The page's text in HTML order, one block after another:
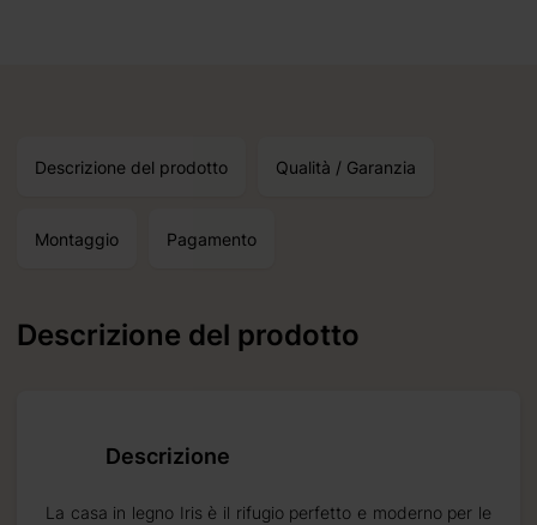
Descrizione del prodotto Qualità / Garanzia
Montaggio Pagamento
Descrizione del prodotto
Descrizione
La casa in legno Iris è il rifugio perfetto e moderno per le